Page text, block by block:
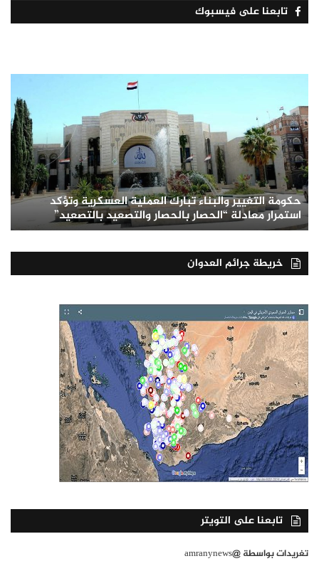
تابعنا على فيسبوك
حكومة التغيير والبناء تبارك العملية العسكرية وتؤكد
استمرار معادلة “الحصار بالحصار والتصعيد بالتصعيد”
خريطة جرائم العدوان
تابعنا على التويتر
تغريدات بواسطة @amranynews